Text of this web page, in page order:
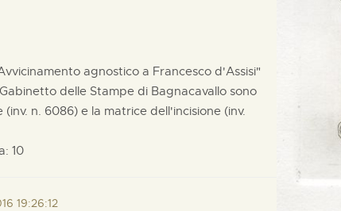
agnostico a Francesco d'Assisi"
delle Stampe di Bagnacavallo sono
n. 6086) e la matrice dell'incisione (inv.
10
19:26:12